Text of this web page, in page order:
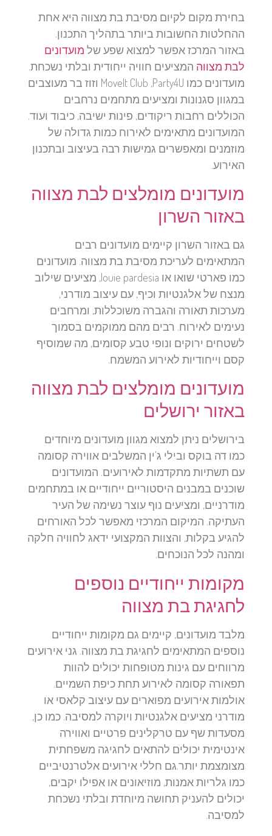
בחירת מקום לקיום מסיבת בת מצווה היא אחת
ההחלטות החשובות ביותר בתהליך התכנון.
באזור המרכז אפשר למצוא שפע של מועדונים
לבת מצווה המציעים חוויה ייחודית ובלתי נשכחת.
מועדונים כמו Party4U,
MoveIt Club וזוז בר מעוצבים
במגוון סגנונות ומציעים מתחמים נרחבים
הכוללים רחבות ריקודים, פינות ישיבה, כיבוד ועוד.
המועדונים מתאימים לאירוח כמות גדולה של
מוזמנים ומאפשרים גמישות רבה בעיצוב ובתכנון
האירוע.
מועדונים מומלצים לבת מצווה
באזור השרון
גם באזור השרון קיימים מועדונים רבים
המתאימים לעריכת מסיבת בת מצווה. מועדונים
כמו פארטי שואו ️או louie pardesia,
מציעים שילוב
מנצח של אלגנטיות וכיף, עם עיצוב מודרני,
מערכות תאורה והגברה משוכללות, ומרחבים
נעימים לאירוח. רבים מהם ממוקמים בסמוך
לשטחים ירוקים ונופי טבע קסומים, מה שמוסיף
קסם וייחודיות לאירוע המשמח.
מועדונים מומלצים לבת מצווה
באזור ירושלים
בירושלים ניתן למצוא מגוון מועדונים מיוחדים
כמו דה בוקס ובילי ג'ין המשלבים אווירה קסומה
עם תשתיות מתקדמות לאירועים. המועדונים
שוכנים במבנים היסטוריים ייחודיים או במתחמים
מודרניים, ומציעים נוף עוצר נשימה של העיר
העתיקה. המיקום המרכזי מאפשר לכל האורחים
להגיע בקלות, והצוות המקצועי ידאג לחוויה חלקה
ומהנה לכל הנוכחים.
מקומות ייחודיים נוספים
לחגיגת בת מצווה
מלבד מועדונים, קיימים גם מקומות ייחודיים
נוספים המתאימים לחגיגת בת מצווה. גני אירועים
מרווחים עם גינות מטופחות יכולים להוות
תפאורה קסומה לאירוע תחת כיפת השמיים.
אולמות אירועים מפוארים עם עיצוב קלאסי או
מודרני מציעים אלגנטיות ויוקרה למסיבה. כמו כן,
מסעדות שף עם טרקלינים פרטיים ואווירה
אינטימית יכולים להתאים לחגיגה משפחתית
מצומצמת יותר.גם חללי אירועים אלטרנטיביים
כמו גלריות אמנות, מוזיאונים או אפילו יקבים,
יכולים להעניק תחושה מיוחדת ובלתי נשכחת
למסיבה.